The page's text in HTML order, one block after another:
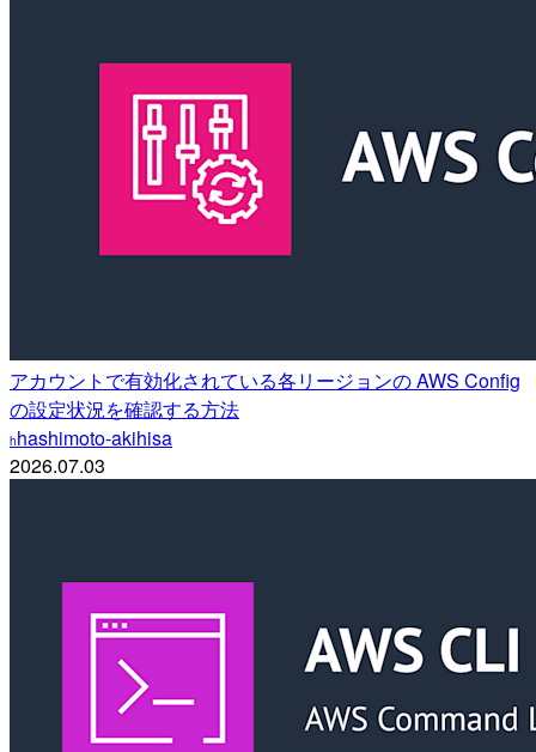
アカウントで有効化されている各リージョンの AWS Config
の設定状況を確認する方法
hhashimoto-akihisa
2026.07.03